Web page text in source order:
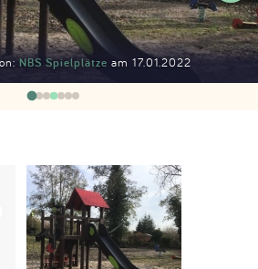
Anmelden
NBS Spielplätze am 17.01.2022